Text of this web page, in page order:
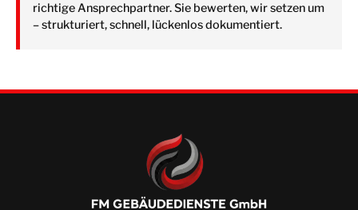
richtige Ansprechpartner. Sie bewerten, wir setzen um
– strukturiert, schnell, lückenlos dokumentiert.